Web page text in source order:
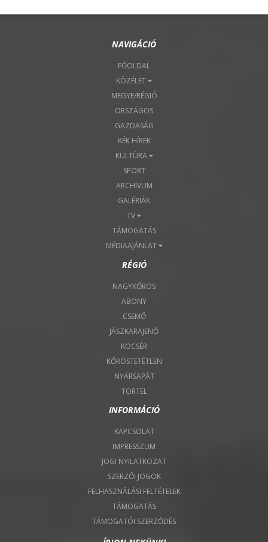
NAVIGÁCIÓ
FŐOLDAL
KÖZÉLET
MEGYE/RÉGIÓ
ORSZÁGOS
GAZDASÁG
KÉK HÍREK
KULTÚRA
SPORT
ARCHIVUM
GALÉRIÁK
TV
TÁMOGATÁS
MÉDIAAJÁNLAT
RÉGIÓ
NAGYKŐRÖS
ABONY
CSEMŐ
JÁSZKARAJENŐ
KOCSÉR
KŐRÖSTETÉTLEN
NYÁRSAPÁT
TÖRTEL
INFORMÁCIÓ
KAPCSOLAT
IMPRESSZUM
JOGI NYILATKOZAT
SZERZŐI JOGOK
FELHASZNÁLÁSI FELTÉTELEK
TÁMOGATÁS
TÁMOGATÓI SZERZŐDÉS